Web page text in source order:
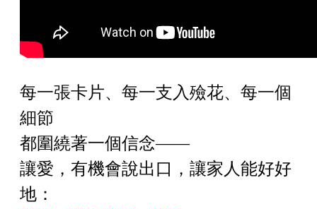
每一張卡片、每一支入殮花、每一個
細節
都圍繞著一個信念——
讓愛，有機會說出口，讓家人能好好
地：